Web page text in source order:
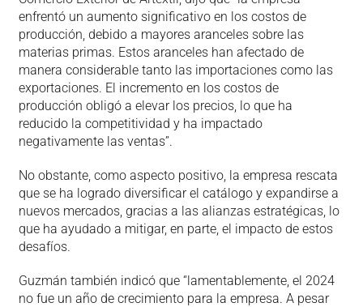
enfrentó un aumento significativo en los costos de
producción, debido a mayores aranceles sobre las
materias primas. Estos aranceles han afectado de
manera considerable tanto las importaciones como las
exportaciones. El incremento en los costos de
producción obligó a elevar los precios, lo que ha
reducido la competitividad y ha impactado
negativamente las ventas”.
No obstante, como aspecto positivo, la empresa rescata
que se ha logrado diversificar el catálogo y expandirse a
nuevos mercados, gracias a las alianzas estratégicas, lo
que ha ayudado a mitigar, en parte, el impacto de estos
desafíos.
Guzmán también indicó que “lamentablemente, el 2024
no fue un año de crecimiento para la empresa. A pesar